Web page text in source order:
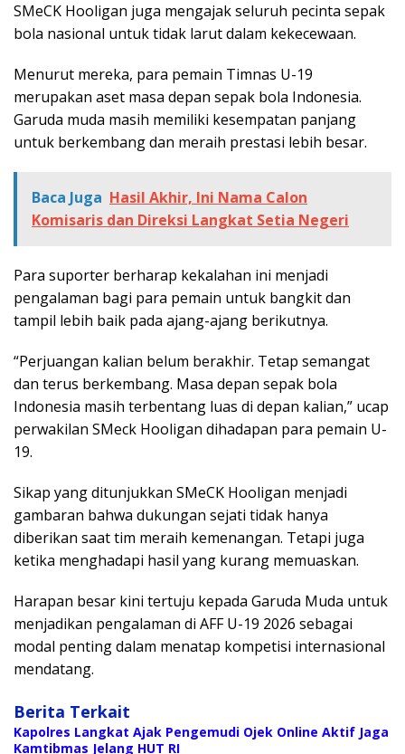
SMeCK Hooligan juga mengajak seluruh pecinta sepak
bola nasional untuk tidak larut dalam kekecewaan.
Menurut mereka, para pemain Timnas U-19
merupakan aset masa depan sepak bola Indonesia.
Garuda muda masih memiliki kesempatan panjang
untuk berkembang dan meraih prestasi lebih besar.
Baca Juga Hasil Akhir, Ini Nama Calon
Komisaris dan Direksi Langkat Setia Negeri
Para suporter berharap kekalahan ini menjadi
pengalaman bagi para pemain untuk bangkit dan
tampil lebih baik pada ajang-ajang berikutnya.
“Perjuangan kalian belum berakhir. Tetap semangat
dan terus berkembang. Masa depan sepak bola
Indonesia masih terbentang luas di depan kalian,” ucap
perwakilan SMeck Hooligan dihadapan para pemain U-
19.
Sikap yang ditunjukkan SMeCK Hooligan menjadi
gambaran bahwa dukungan sejati tidak hanya
diberikan saat tim meraih kemenangan. Tetapi juga
ketika menghadapi hasil yang kurang memuaskan.
Harapan besar kini tertuju kepada Garuda Muda untuk
menjadikan pengalaman di AFF U-19 2026 sebagai
modal penting dalam menatap kompetisi internasional
mendatang.
Berita Terkait
Kapolres Langkat Ajak Pengemudi Ojek Online Aktif Jaga
Kamtibmas Jelang HUT RI